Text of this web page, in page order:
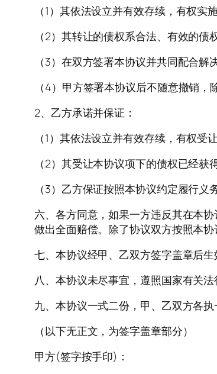
（1）其依法设立并有效存续，有权实
（2）其转让的债权系合法、有效的债
（3）在双方签署本协议并共同配合
（4）甲方签署本协议后不随意撤销
2、乙方承诺并保证：
（1）其依法设立并有效存续，有权受
（2）其受让本协议项下的债权已经获
（3）乙方保证按照本协议约定履行义
六、各方同意，如果一方违反其在本
做出全面赔偿。除了协议双方按照本
七、本协议经甲、乙双方签字盖章后生
八、本协议未尽事宜，遵照国家有关法
九、本协议一式二份，甲、乙双方各执
（以下无正文，为签字盖章部分）
甲方(签字按手印)：